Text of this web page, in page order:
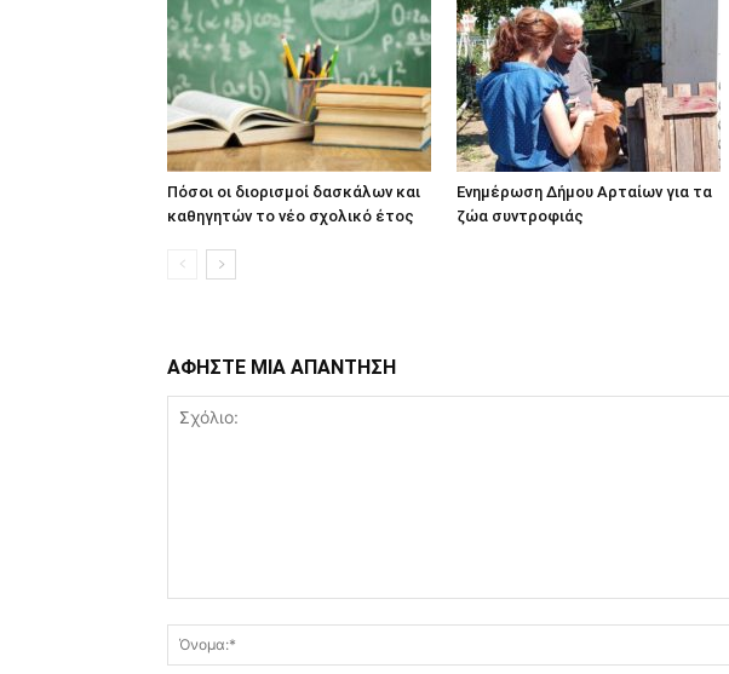
Πόσοι οι διορισμοί δασκάλων και
καθηγητών το νέο σχολικό έτος
Ενημέρωση Δήμου Αρταίων για τα
ζώα συντροφιάς
ΑΦΗΣΤΕ ΜΙΑ ΑΠΑΝΤΗΣΗ